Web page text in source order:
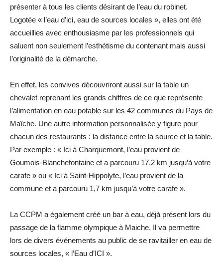
présenter à tous les clients désirant de l’eau du robinet.
Logotée « l’eau d’ici, eau de sources locales », elles ont été
accueillies avec enthousiasme par les professionnels qui
saluent non seulement l’esthétisme du contenant mais aussi
l’originalité de la démarche.
En effet, les convives découvriront aussi sur la table un
chevalet reprenant les grands chiffres de ce que représente
l’alimentation en eau potable sur les 42 communes du Pays de
Maîche. Une autre information personnalisée y figure pour
chacun des restaurants : la distance entre la source et la table.
Par exemple : « Ici à Charquemont, l’eau provient de
Goumois-Blanchefontaine et a parcouru 17,2 km jusqu’à votre
carafe » ou « Ici à Saint-Hippolyte, l’eau provient de la
commune et a parcouru 1,7 km jusqu’à votre carafe ».
La CCPM a également créé un bar à eau, déjà présent lors du
passage de la flamme olympique à Maiche. Il va permettre
lors de divers événements au public de se ravitailler en eau de
sources locales, « l’Eau d’ICI ».